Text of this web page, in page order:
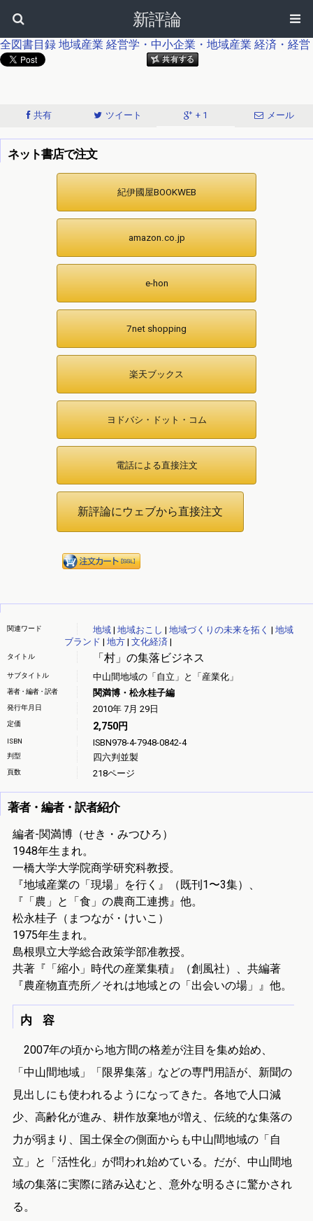
新評論
全図書目録 地域産業 経営学・中小企業・地域産業 経済・経営
共有 ツイート + 1 メール
ネット書店で注文
紀伊國屋BOOKWEB
amazon.co.jp
e-hon
7net shopping
楽天ブックス
ヨドバシ・ドット・コム
電話による直接注文
関連ワード 地域| 地域おこし | 地域づくりの未来を拓く | 地域
ブランド | 地方| 文化経済 |
「村」の集落ビジネス
タイトル
サブタイトル 中山間地域の「自立」と「産業化」
著者・編者・訳者 関満博・松永桂子編
発行年月日 2010年 7月 29日
定価 2,750円
ISBN ISBN978-4-7948-0842-4
判型 四六判並製
頁数 218ページ
著者・編者・訳者紹介
編者-関満博（せき・みつひろ）
1948年生まれ。
一橋大学大学院商学研究科教授。
『地域産業の「現場」を行く』（既刊1〜3集）、
『「農」と「食」の農商工連携』他。
松永桂子 （まつなが・けいこ）
1975年生まれ。
島根県立大学総合政策学部准教授。
共著『「縮小」時代の産業集積』（創風社）、共編著
『農産物直売所／それは地域との「出会いの場」』他。
内 容
2007年の頃から地方間の格差が注目を集め始め、
「中山間地域」「限界集落」などの専門用語が、新聞の
見出しにも使われるようになってきた。各地で人口減
少、高齢化が進み、耕作放棄地が増え、伝統的な集落の
力が弱まり、国土保全の側面からも中山間地域の「自
立」と「活性化」が問われ始めている。だが、中山間地
域の集落に実際に踏み込むと、意外な明るさに驚かされ
る。